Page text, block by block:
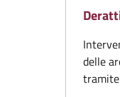
delle
tramite